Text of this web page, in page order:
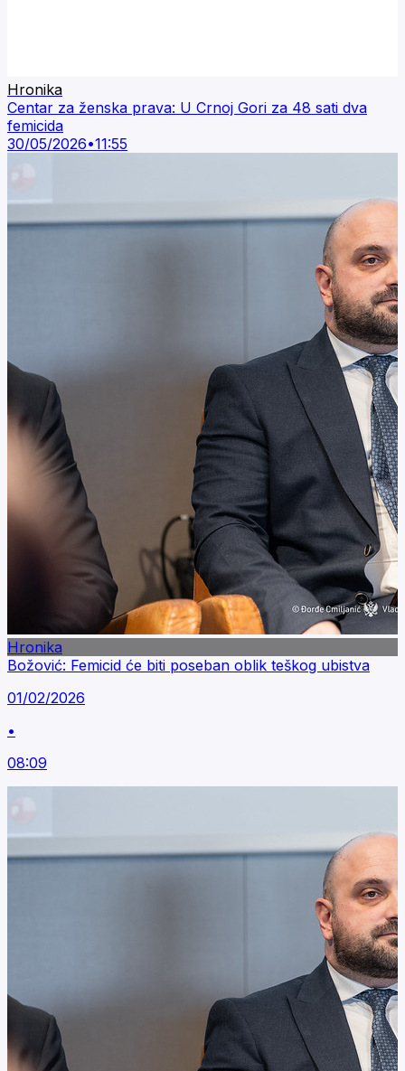
Hronika
Centar za ženska prava: U Crnoj Gori za 48 sati dva
femicida
30/05/2026•11:55
Hronika
Božović: Femicid će biti poseban oblik teškog ubistva
01/02/2026
•
08:09